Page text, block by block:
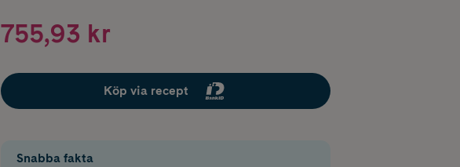
755,93 kr
Köp via recept
Snabba fakta